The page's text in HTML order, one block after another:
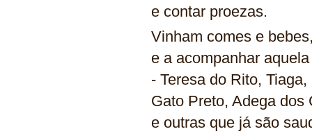
e contar proezas.
Vinham comes e
e a acompanhar aquela
- Teresa do Rito,
Gato Preto, Adega dos
e outras que já são